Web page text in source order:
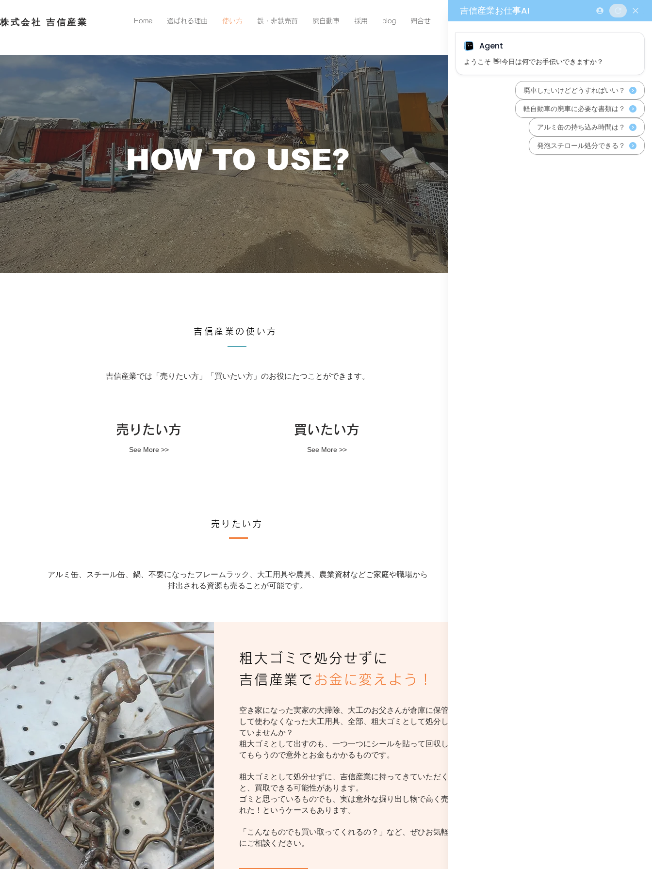
​株式会社 吉信産業 Home 選ばれる理由 使い方 鉄・非鉄売買 廃自動車 採用 blog 問合せ
HOW TO USE?
吉信産業の使い方
吉信産業では「売りたい方」「買いたい方」のお役にたつことができます。
​売りたい方
See More >>
買いたい方
See More >>
売りたい方
アルミ缶、スチール缶、鍋、不要になったフレームラック、大工用具や農具、農業資材などご家庭や職場から
排出される資源も売ることが可能です。
粗大ゴミで処分せずに
吉信産業で お金に変えよう！
空き家になった実家の大掃除、大工のお父さんが倉庫に保管
して使わなくなった大工用具、全部、粗大ゴミとして処分し
ていませんか？
粗大ゴミとして出すのも、一つ一つにシールを貼って回収し
てもらうので意外とお金もかかるものです。
粗大ゴミとして処分せずに、吉信産業に持ってきていただく
と、買取できる可能性があります。
ゴミと思っているものでも、実は意外な掘り出し物で高く売
れた！というケースもあります。
「こんなものでも買い取ってくれるの？」など、ぜひお気軽
にご相談ください。